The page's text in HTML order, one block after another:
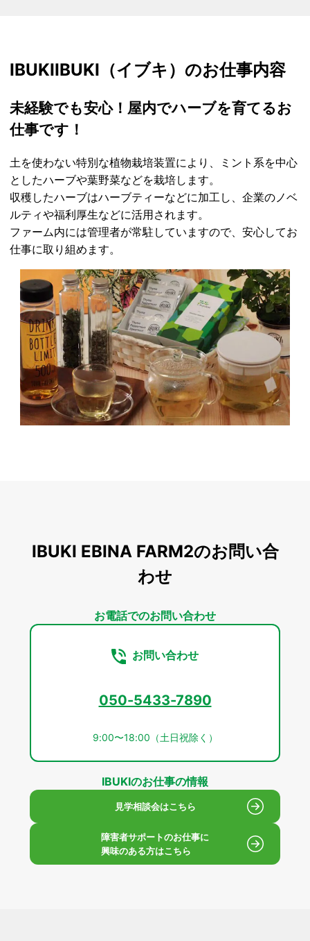
IBUKIIBUKI（イブキ）のお仕事内容
未経験でも安心！屋内でハーブを育てるお
仕事です！
土を使わない特別な植物栽培装置により、ミント系を中心
としたハーブや葉野菜などを栽培します。
収穫したハーブはハーブティーなどに加工し、企業のノベ
ルティや福利厚生などに活用されます。
ファーム内には管理者が常駐していますので、安心してお
仕事に取り組めます。
IBUKI EBINA FARM2のお問い合
わせ
お電話でのお問い合わせ
お問い合わせ
050-5433-7890
9:00〜18:00（土日祝除く）
IBUKIのお仕事の情報
見学相談会はこちら
障害者サポートのお仕事に
興味のある方はこちら